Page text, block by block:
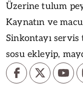
Üzerine tulum
Kaynatın ve
Sinkontayı servis
sosu ekleyip,